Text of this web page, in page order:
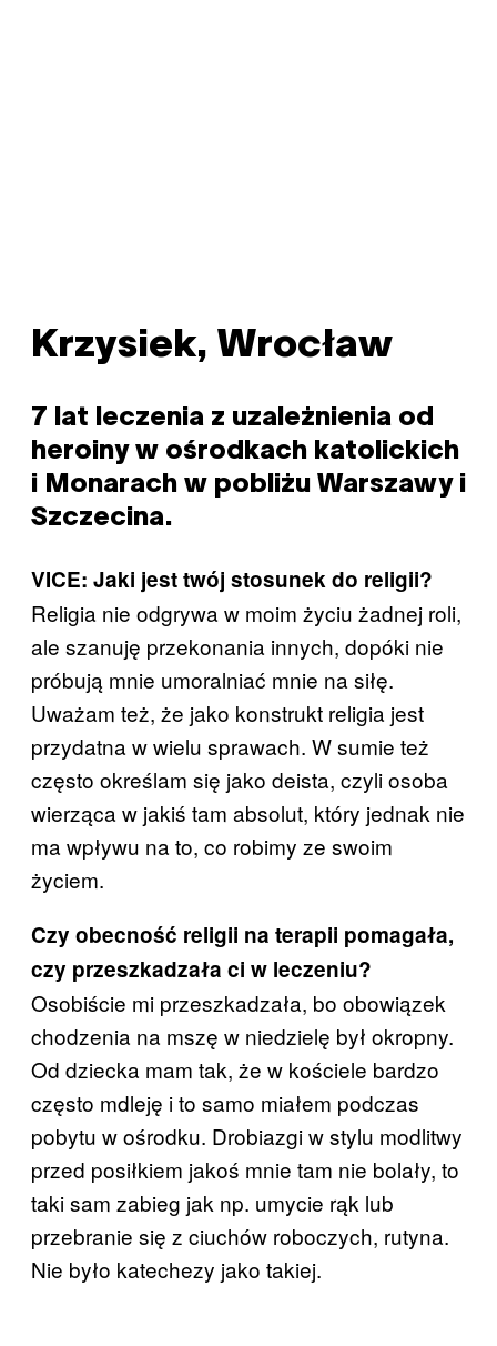
Krzysiek, Wrocław
7 lat leczenia z uzależnienia od
heroiny w ośrodkach katolickich
i Monarach w pobliżu Warszawy i
Szczecina.
VICE: Jaki jest twój stosunek do religii?
Religia nie odgrywa w moim życiu żadnej roli,
ale szanuję przekonania innych, dopóki nie
próbują mnie umoralniać mnie na siłę.
Uważam też, że jako konstrukt religia jest
przydatna w wielu sprawach. W sumie też
często określam się jako deista, czyli osoba
wierząca w jakiś tam absolut, który jednak nie
ma wpływu na to, co robimy ze swoim
życiem.
Czy obecność religii na terapii pomagała,
czy przeszkadzała ci w leczeniu?
Osobiście mi przeszkadzała, bo obowiązek
chodzenia na mszę w niedzielę był okropny.
Od dziecka mam tak, że w kościele bardzo
często mdleję i to samo miałem podczas
pobytu w ośrodku. Drobiazgi w stylu modlitwy
przed posiłkiem jakoś mnie tam nie bolały, to
taki sam zabieg jak np. umycie rąk lub
przebranie się z ciuchów roboczych, rutyna.
Nie było katechezy jako takiej.